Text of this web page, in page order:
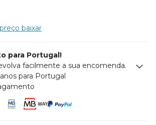
baixar
para Portugal!
facilmente a sua encomenda.
para Portugal